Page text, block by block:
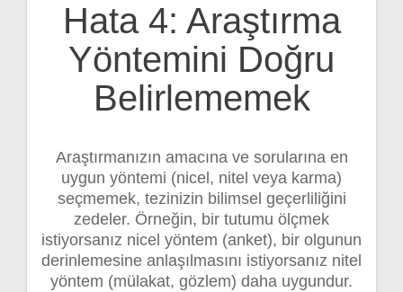
Hata 4: Araştırma
Yöntemini Doğru
Belirlememek
Araştırmanızın amacına ve sorularına en
uygun yöntemi (nicel, nitel veya karma)
seçmemek, tezinizin bilimsel geçerliliğini
zedeler. Örneğin, bir tutumu ölçmek
istiyorsanız nicel yöntem (anket), bir olgunun
derinlemesine anlaşılmasını istiyorsanız nitel
yöntem (mülakat, gözlem) daha uygundur.